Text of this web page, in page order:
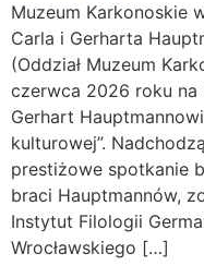
Muzeum Karkonoskie
Carla i Gerharta
(Oddział Muzeum
czerwca 2026 roku na
Gerhart
kulturowej”.
prestiżowe spotkanie
braci Hauptmannów,
Instytut Filologii
Wrocławskiego […]